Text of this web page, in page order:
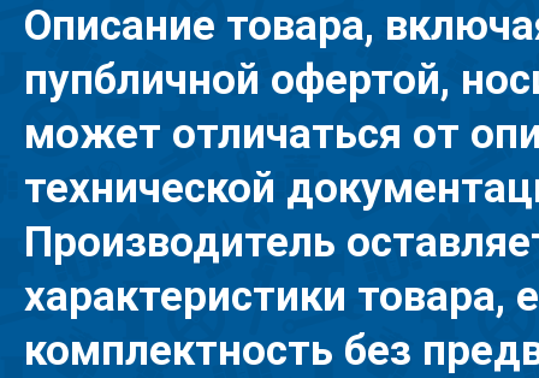
Описание товара,
пупбличной офертой,
может отличаться от
технической
Производитель
характеристики товара,
комплектность без